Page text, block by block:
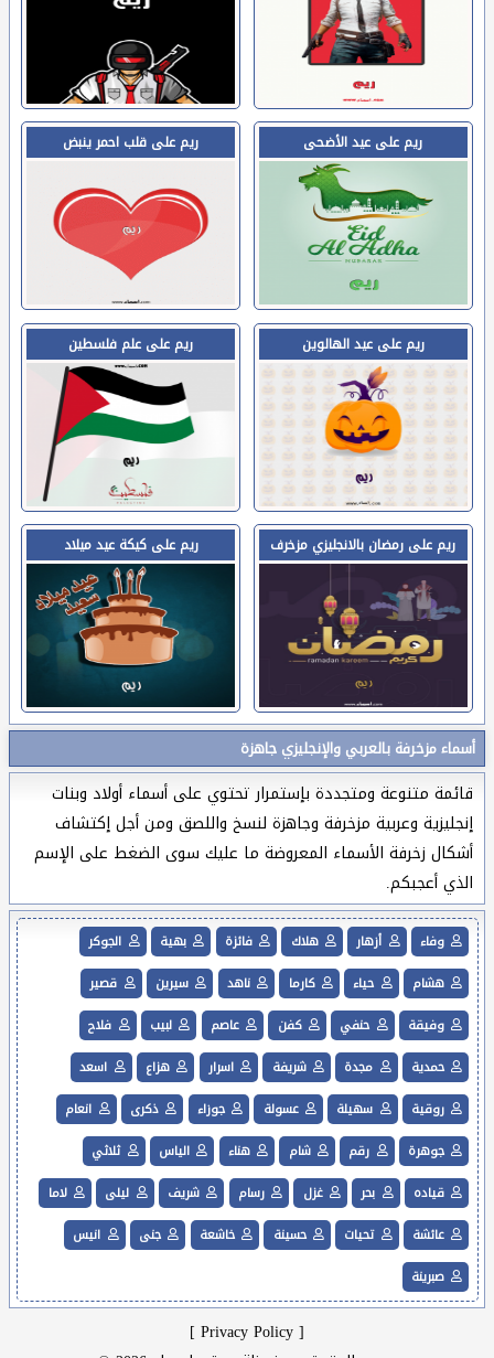
ريم على عيد الأضحى ريم على قلب احمر ينبض
ريم على عيد الهالوين ريم على علم فلسطين
ريم على رمضان بالانجليزي مزخرف ريم على كيكة عيد ميلاد
أسماء مزخرفة بالعربي والإنجليزي جاهزة
قائمة متنوعة ومتجددة بإستمرار تحتوي على أسماء أولاد وبنات
إنجليزية وعربية مزخرفة وجاهزة لنسخ واللصق ومن أجل إكتشاف
أشكال زخرفة الأسماء المعروضة ما عليك سوى الضغط على الإسم
الذي أعجبكم.
وفاء أزهار هلاك فائزة بهية
الجوكر
هشام
حياء كارما ناهد سيرين
قصير
وفيقة
حنفي كفن عاصم لبيب
فلاح
حمدية
مجدة شريفة اسرار هزاع
اسعد
روقية
سهيلة عسولة جوزاء ذكرى
انعام
جوهرة
رقم شام هناء الياس
ثلاثي
قياده
بحر غزل رسام شريف ليلى
لاما
عائشة
تحيات حسينة خاشعة جنى
انيس
صبرينة
[
Privacy Policy
]